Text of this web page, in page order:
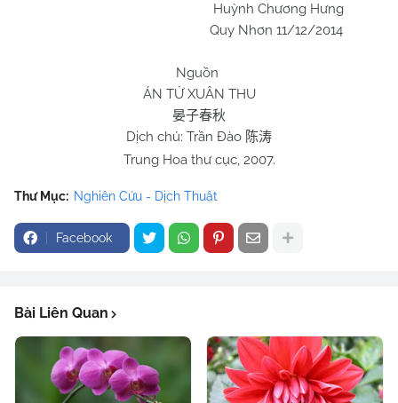
Huỳnh Chương Hưng
Quy Nhơn 11/12/2014
Nguồn
ÁN TỬ XUÂN THU
晏子春秋
Dịch chú: Trần Đào 陈涛
Trung Hoa thư cục, 2007.
Thư Mục: Nghiên Cứu - Dịch Thuật
Facebook
Bài Liên Quan